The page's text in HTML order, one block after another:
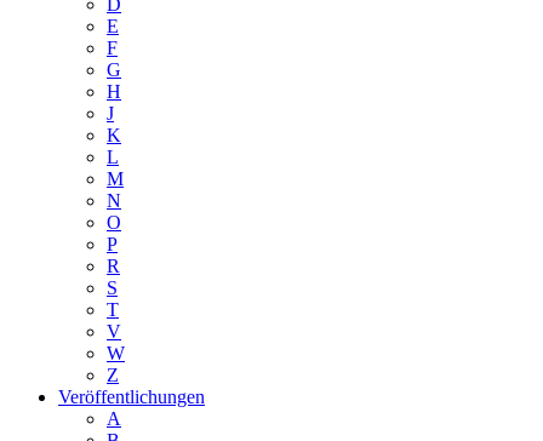
D
E
F
G
H
J
K
L
M
N
O
P
R
S
T
V
W
Z
Veröffentlichungen
A